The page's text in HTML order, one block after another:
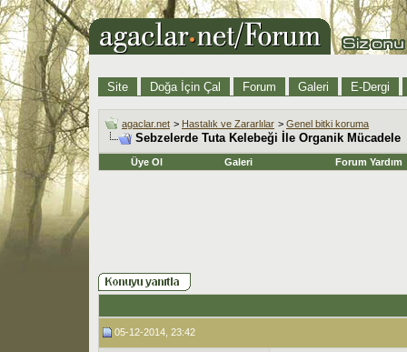
Site Doğa İçin Çal Forum Galeri E-Dergi
agaclar.net > Hastalık ve Zararlılar > Genel bitki koruma
Sebzelerde Tuta Kelebeği İle Organik Mücadele
Üye Ol Galeri Forum Yardım
05-12-2014, 23:42